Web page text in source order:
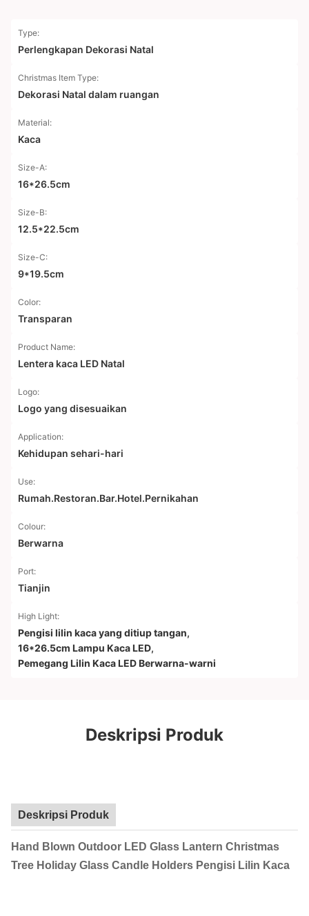
Type:
Perlengkapan Dekorasi Natal
Christmas Item Type:
Dekorasi Natal dalam ruangan
Material:
Kaca
Size-A:
16*26.5cm
Size-B:
12.5*22.5cm
Size-C:
9*19.5cm
Color:
Transparan
Product Name:
Lentera kaca LED Natal
Logo:
Logo yang disesuaikan
Application:
Kehidupan sehari-hari
Use:
Rumah.Restoran.Bar.Hotel.Pernikahan
Colour:
Berwarna
Port:
Tianjin
High Light:
Pengisi lilin kaca yang ditiup tangan,
16*26.5cm Lampu Kaca LED,
Pemegang Lilin Kaca LED Berwarna-warni
Deskripsi Produk
Deskripsi Produk
Hand Blown Outdoor LED Glass Lantern Christmas
Tree Holiday Glass Candle Holders Pengisi Lilin Kaca